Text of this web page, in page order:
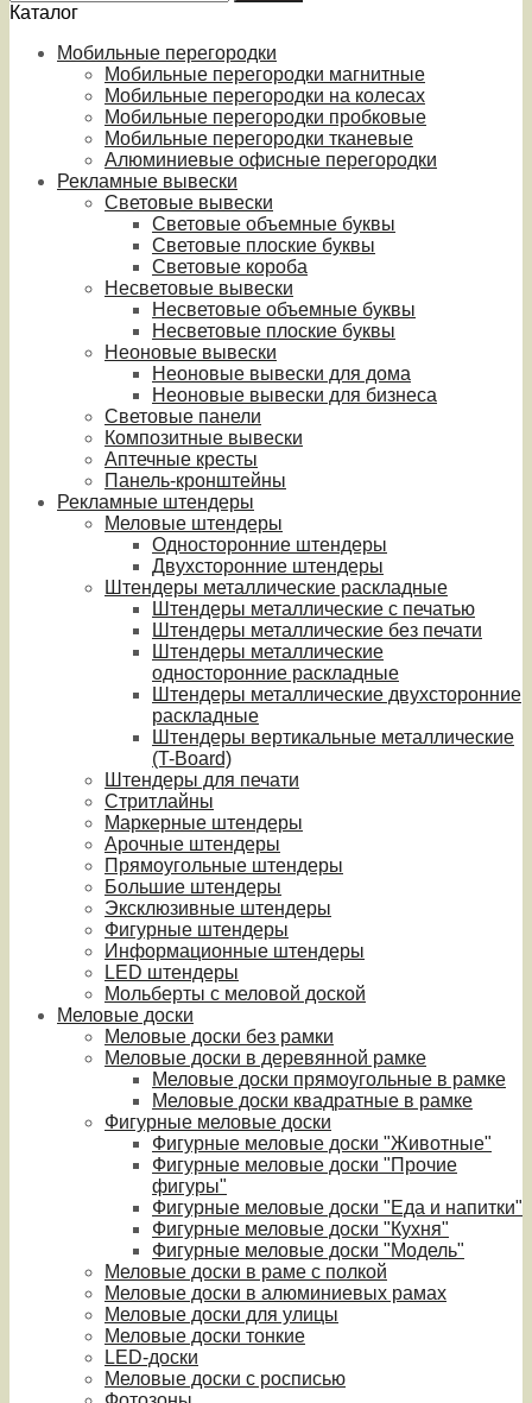
Каталог
Мобильные перегородки
Мобильные перегородки магнитные
Мобильные перегородки на колесах
Мобильные перегородки пробковые
Мобильные перегородки тканевые
Алюминиевые офисные перегородки
Рекламные вывески
Световые вывески
Световые объемные буквы
Световые плоские буквы
Световые короба
Несветовые вывески
Несветовые объемные буквы
Несветовые плоские буквы
Неоновые вывески
Неоновые вывески для дома
Неоновые вывески для бизнеса
Световые панели
Композитные вывески
Аптечные кресты
Панель-кронштейны
Рекламные штендеры
Меловые штендеры
Односторонние штендеры
Двухсторонние штендеры
Штендеры металлические раскладные
Штендеры металлические с печатью
Штендеры металлические без печати
Штендеры металлические
односторонние раскладные
Штендеры металлические двухсторонние
раскладные
Штендеры вертикальные металлические
(T-Board)
Штендеры для печати
Стритлайны
Маркерные штендеры
Арочные штендеры
Прямоугольные штендеры
Большие штендеры
Эксклюзивные штендеры
Фигурные штендеры
Информационные штендеры
LED штендеры
Мольберты с меловой доской
Меловые доски
Меловые доски без рамки
Меловые доски в деревянной рамке
Меловые доски прямоугольные в рамке
Меловые доски квадратные в рамке
Фигурные меловые доски
Фигурные меловые доски "Животные"
Фигурные меловые доски "Прочие
фигуры"
Фигурные меловые доски "Еда и напитки"
Фигурные меловые доски "Кухня"
Фигурные меловые доски "Модель"
Меловые доски в раме с полкой
Меловые доски в алюминиевых рамах
Меловые доски для улицы
Меловые доски тонкие
LED-доски
Меловые доски с росписью